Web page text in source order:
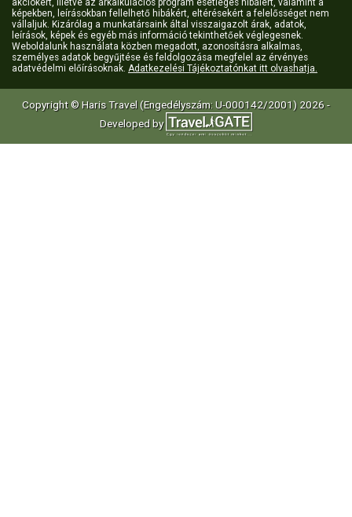
akciókért, illetve az árkalkulációs program esetleges hibáiért, valamint a
képekben, leírásokban fellelhető hibákért, eltérésekért a felelősséget nem
vállaljuk. Kizárólag a munkatársaink által visszaigazolt árak, adatok,
leírások, képek és egyéb más információ tekinthetőek véglegesnek.
Weboldalunk használata közben megadott, azonosításra alkalmas,
személyes adatok begyűjtése és feldolgozása megfelel az érvényes
adatvédelmi előírásoknak. Adatkezelési Tájékoztatónkat itt olvashatja.
Copyright © Haris Travel (Engedélyszám: U-000142/2001) 2026 -
Developed by